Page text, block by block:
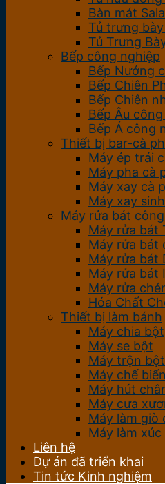
Bàn mát
Tủ trưng
Tủ Trưng
Bếp công nghiệp
Bếp Nướng
Bếp Chiên
Bếp Chiên
Bếp Âu
Bếp Á công
Thiết bị bar-cà
Máy ép trái
Máy pha cà
Máy xay cà
Máy xay
Máy rửa bát
Máy rửa bát
Máy rửa bát
Máy rửa bát
Máy rửa bát
Máy rửa
Hóa Chất
Thiết bị làm bánh
Máy chia bột
Máy se bột
Máy trộn bột
Máy chế
Máy hút
Máy cưa
Máy làm giò
Máy làm xúc
Liên hệ
Dự án đã triển khai
Tin tức Kinh nghiệm